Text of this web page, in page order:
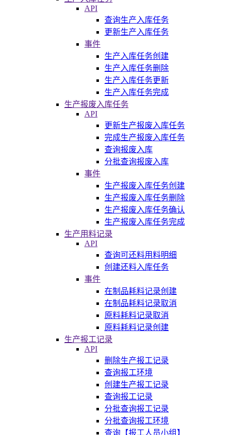
API
查询生产入库任务
更新生产入库任务
事件
生产入库任务创建
生产入库任务删除
生产入库任务更新
生产入库任务完成
生产报废入库任务
API
更新生产报废入库任务
完成生产报废入库任务
查询报废入库
分批查询报废入库
事件
生产报废入库任务创建
生产报废入库任务删除
生产报废入库任务确认
生产报废入库任务完成
生产用料记录
API
查询可还料用料明细
创建还料入库任务
事件
在制品耗料记录创建
在制品耗料记录取消
原料耗料记录取消
原料耗料记录创建
生产报工记录
API
删除生产报工记录
查询报工环境
创建生产报工记录
查询报工记录
分批查询报工记录
分批查询报工环境
查询【报工人员小组】